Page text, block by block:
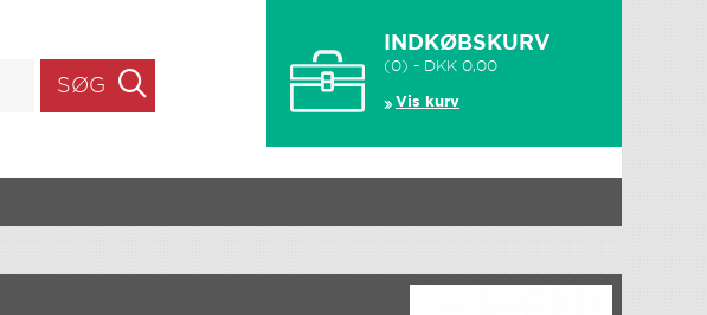
INDKØBSKURV
(0) - DKK 0,00
Vis kurv
SØG